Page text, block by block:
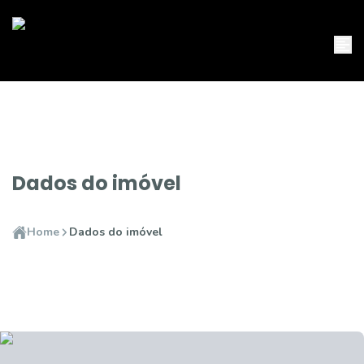
Dados do imóvel
Home Dados do imóvel